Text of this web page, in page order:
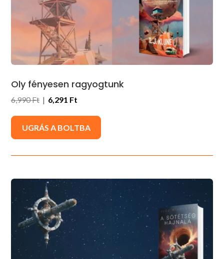
Oly fényesen ragyogtunk
6,990 Ft| 6,291 Ft
UGRÁS A BOLTBA